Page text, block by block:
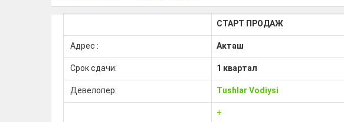
СТАРТ ПРОДАЖ
Адрес : Акташ
Срок сдачи: 1 квартал
Девелопер: Tushlar Vodiysi
+